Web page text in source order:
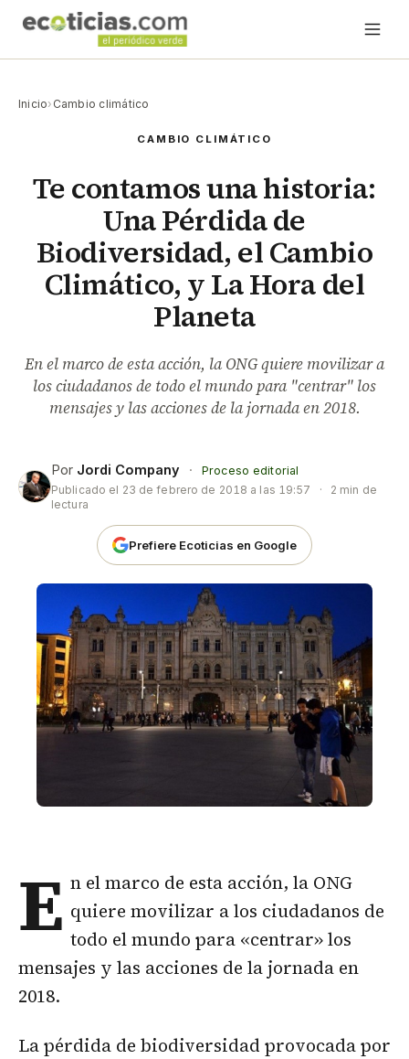
Inicio› Cambio climático
CAMBIO CLIMÁTICO
Te contamos una historia:
Una Pérdida de
Biodiversidad, el Cambio
Climático, y La Hora del
Planeta
En el marco de esta acción, la ONG quiere movilizar a
los ciudadanos de todo el mundo para "centrar" los
mensajes y las acciones de la jornada en 2018.
Por Jordi Company ·
Proceso editorial
Publicado el 23 de febrero de 2018 a las 19:57 ·
2 min de
lectura
Prefiere Ecoticias en Google
E n el marco de esta acción, la ONG
quiere movilizar a los ciudadanos de
todo el mundo para «centrar» los
mensajes y las acciones de la jornada en
2018.
La pérdida de biodiversidad provocada por